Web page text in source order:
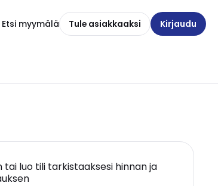
Etsi myymälä Tule asiakkaaksi Kirjaudu
tai luo tili tarkistaaksesi hinnan ja